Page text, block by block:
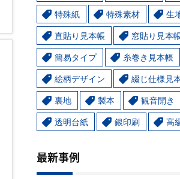
特殊紙 特殊素材 生
直貼り見本帳 窓貼り見本
簡易タイプ 糸巻き見本帳
絵柄デザイン 綴じ仕様見
裏地 製本 観音開き
透明台紙 銀印刷 高
最新事例